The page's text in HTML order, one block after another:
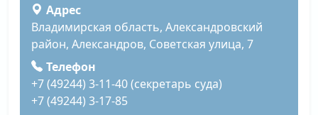
Адрес
Владимирская область, Александровский
район, Александров, Советская улица, 7
Телефон
+7 (49244) 3-11-40 (секретарь суда)
+7 (49244) 3-17-85